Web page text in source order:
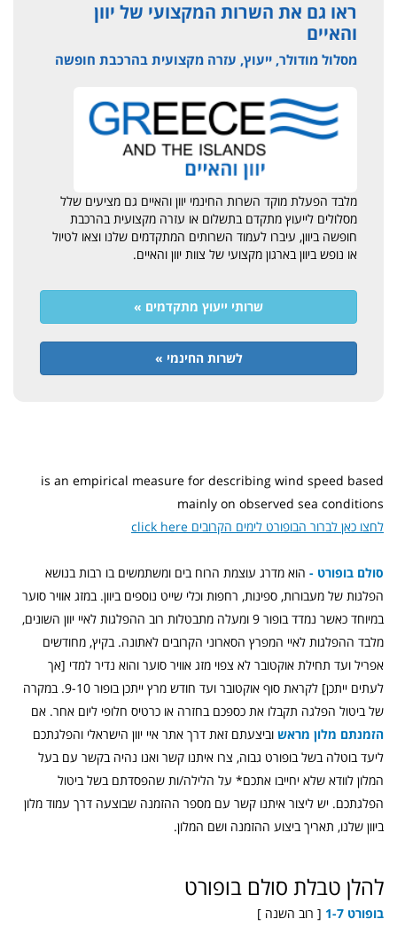
ראו גם את השרות המקצועי של יוון
והאיים
מסלול מודולר, ייעוץ, עזרה מקצועית בהרכבת חופשה
מלבד הפעלת מוקד השרות החינמי יוון והאיים גם מציעים שלל
מסלולים לייעוץ מתקדם בתשלום או עזרה מקצועית בהרכבת
חופשה ביוון, עיברו לעמוד השרותים המתקדמים שלנו וצאו לטיול
או נופש ביוון בארגון מקצועי של צוות יוון והאיים.
שרותי ייעוץ מתקדמים »
לשרות החינמי »
is an empirical measure for describing wind speed based
mainly on observed sea conditions
click here לחצו כאן לברור הבופורט לימים הקרובים
סולם בופורט - הוא מדרג עוצמת הרוח בים ומשתמשים בו רבות בנושא
הפלגות של מעבורות, ספינות, רחפות וכלי שייט נוספים ביוון. במזג אוויר סוער
במיוחד כאשר נמדד בופור 9 ומעלה מתבטלות רוב ההפלגות לאיי יוון השונים,
מלבד ההפלגות לאיי המפרץ הסארוני הקרובים לאתונה. בקיץ, מחודשים
אפריל ועד תחילת אוקטובר לא צפוי מזג אוויר סוער והוא נדיר למדי [אך
לעתים ייתכן] לקראת סוף אוקטובר ועד חודש מרץ ייתכן בופור 9-10. במקרה
של ביטול הפלגה תקבלו את כספכם בחזרה או כרטיס חלופי ליום אחר. אם
הזמנתם מלון מראש וביצעתם זאת דרך אתר איי יוון הישראלי והפלגתכם
ליעד בוטלה בשל בופורט גבוה, צרו איתנו קשר ואנו נהיה בקשר עם בעל
המלון לוודא שלא יחייבו אתכם* על הלילה/ות שהפסדתם בשל ביטול
הפלגתכם. יש ליצור איתנו קשר עם מספר ההזמנה שבוצעה דרך עמוד מלון
ביוון שלנו, תאריך ביצוע ההזמנה ושם המלון.
להלן טבלת סולם בופורט
בופורט 1-7
[ רוב השנה ]